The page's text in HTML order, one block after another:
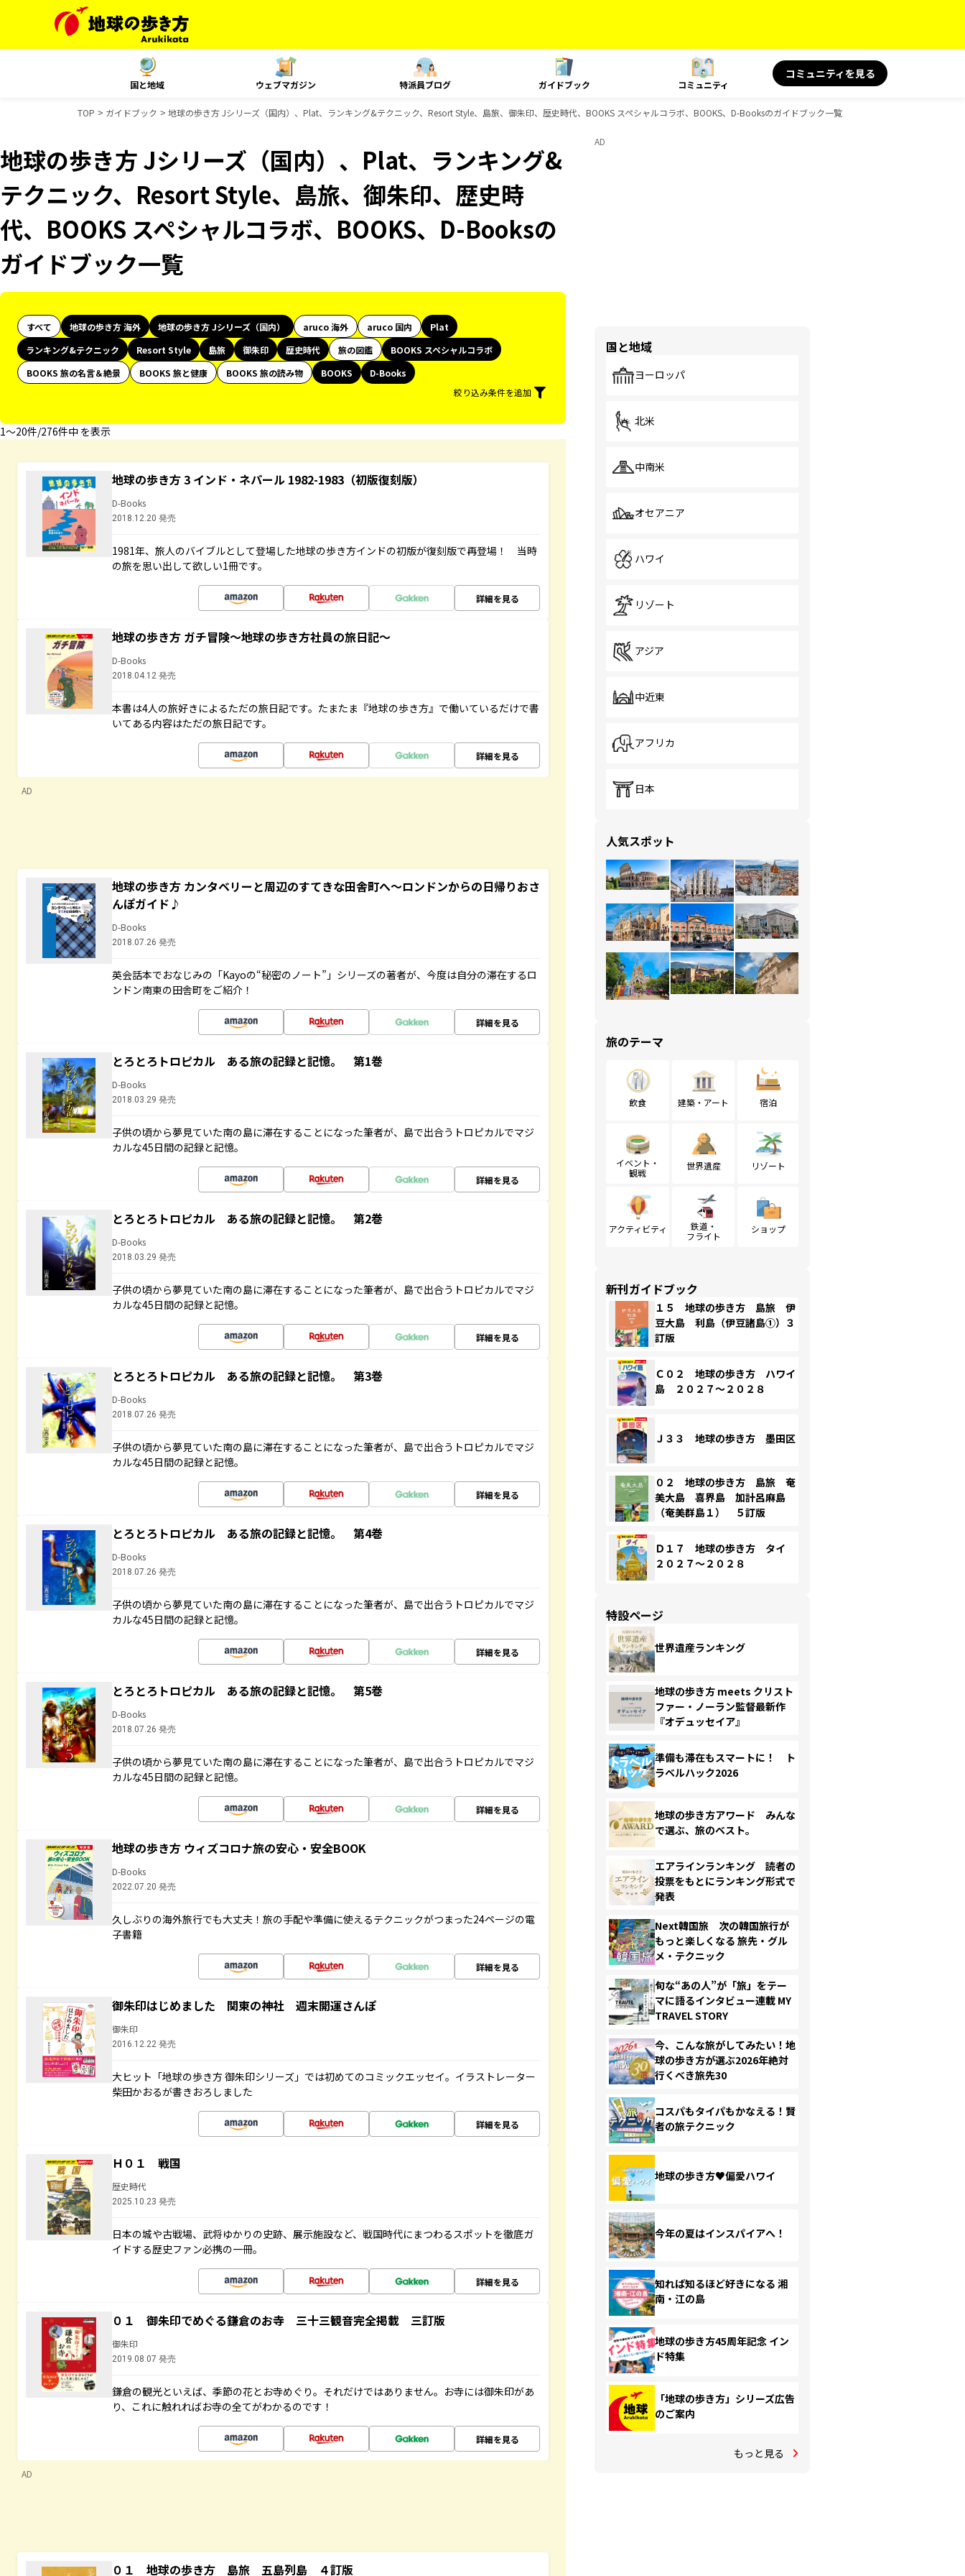
国と地域 ウェブマガジン 特派員ブログ ガイドブック コミュニティ
コミュニティを見る
TOP ガイドブック 地球の歩き方 Jシリーズ（国内）、Plat、ランキング&テクニック、Resort Style、島旅、御朱印、歴史時代、BOOKS スペシャルコラボ、BOOKS、D-Booksのガイドブック一覧
地球の歩き方 Jシリーズ（国内）、Plat、ランキング&
テクニック、Resort Style、島旅、御朱印、歴史時
代、BOOKS スペシャルコラボ、BOOKS、D-Booksの
ガイドブック一覧
すべて 地球の歩き方 海外 地球の歩き方 Jシリーズ（国内） aruco 海外 aruco 国内
Plat
ランキング&テクニック
Resort Style 島旅 御朱印 歴史時代 旅の図鑑
BOOKS スペシャルコラボ
BOOKS 旅の名言＆絶景
BOOKS 旅と健康 BOOKS 旅の読み物 BOOKS
D-Books
絞り込み条件を追加
1〜20件/276件中 を表示
地球の歩き方 3 インド・ネパール 1982-1983（初版復刻版）
D-Books
2018.12.20 発売
1981年、旅人のバイブルとして登場した地球の歩き方インドの初版が復刻版で再登場！ 当時
の旅を思い出して欲しい1冊です。
詳細を見る
地球の歩き方 ガチ冒険～地球の歩き方社員の旅日記～
D-Books
2018.04.12 発売
本書は4人の旅好きによるただの旅日記です。たまたま『地球の歩き方』で働いているだけで書
いてある内容はただの旅日記です。
詳細を見る
AD
地球の歩き方 カンタベリーと周辺のすてきな田舎町へ～ロンドンからの日帰りおさ
んぽガイド♪
D-Books
2018.07.26 発売
英会話本でおなじみの「Kayoの“秘密のノート”」シリーズの著者が、今度は自分の滞在するロ
ンドン南東の田舎町をご紹介！
詳細を見る
とろとろトロピカル ある旅の記録と記憶。 第1巻
D-Books
2018.03.29 発売
子供の頃から夢見ていた南の島に滞在することになった筆者が、島で出合うトロピカルでマジ
カルな45日間の記録と記憶。
詳細を見る
とろとろトロピカル ある旅の記録と記憶。 第2巻
D-Books
2018.03.29 発売
子供の頃から夢見ていた南の島に滞在することになった筆者が、島で出合うトロピカルでマジ
カルな45日間の記録と記憶。
詳細を見る
とろとろトロピカル ある旅の記録と記憶。 第3巻
D-Books
2018.07.26 発売
子供の頃から夢見ていた南の島に滞在することになった筆者が、島で出合うトロピカルでマジ
カルな45日間の記録と記憶。
詳細を見る
とろとろトロピカル ある旅の記録と記憶。 第4巻
D-Books
2018.07.26 発売
子供の頃から夢見ていた南の島に滞在することになった筆者が、島で出合うトロピカルでマジ
カルな45日間の記録と記憶。
詳細を見る
とろとろトロピカル ある旅の記録と記憶。 第5巻
D-Books
2018.07.26 発売
子供の頃から夢見ていた南の島に滞在することになった筆者が、島で出合うトロピカルでマジ
カルな45日間の記録と記憶。
詳細を見る
地球の歩き方 ウィズコロナ旅の安心・安全BOOK
D-Books
2022.07.20 発売
久しぶりの海外旅行でも大丈夫！旅の手配や準備に使えるテクニックがつまった24ページの電
子書籍
詳細を見る
御朱印はじめました 関東の神社 週末開運さんぽ
御朱印
2016.12.22 発売
大ヒット「地球の歩き方 御朱印シリーズ」では初めてのコミックエッセイ。イラストレーター
柴田かおるが書きおろしました
詳細を見る
Ｈ０１ 戦国
歴史時代
2025.10.23 発売
日本の城や古戦場、武将ゆかりの史跡、展示施設など、戦国時代にまつわるスポットを徹底ガ
イドする歴史ファン必携の一冊。
詳細を見る
０１ 御朱印でめぐる鎌倉のお寺 三十三観音完全掲載 三訂版
御朱印
2019.08.07 発売
鎌倉の観光といえば、季節の花とお寺めぐり。それだけではありません。お寺には御朱印があ
り、これに触れればお寺の全てがわかるのです！
詳細を見る
AD
０１ 地球の歩き方 島旅 五島列島 ４訂版
AD
国と地域
ヨーロッパ
北米
中南米
オセアニア
ハワイ
リゾート
アジア
中近東
アフリカ
日本
人気スポット
旅のテーマ
飲食 建築・アート 宿泊
イベント・
観戦
世界遺産 リゾート
アクティビティ
鉄道・
フライト
ショップ
新刊ガイドブック
１５ 地球の歩き方 島旅 伊
豆大島 利島（伊豆諸島①）３
訂版
Ｃ０２ 地球の歩き方 ハワイ
島 ２０２７～２０２８
Ｊ３３ 地球の歩き方 墨田区
０２ 地球の歩き方 島旅 奄
美大島 喜界島 加計呂麻島
（奄美群島１） ５訂版
Ｄ１７ 地球の歩き方 タイ
２０２７～２０２８
特設ページ
世界遺産ランキング
地球の歩き方 meets クリスト
ファー・ノーラン監督最新作
『オデュッセイア』
準備も滞在もスマートに！ ト
ラベルハック2026
地球の歩き方アワード みんな
で選ぶ、旅のベスト。
エアラインランキング 読者の
投票をもとにランキング形式で
発表
Next韓国旅 次の韓国旅行が
もっと楽しくなる 旅先・グル
メ・テクニック
旬な“あの人”が「旅」をテー
マに語るインタビュー連載 MY
TRAVEL STORY
今、こんな旅がしてみたい！地
球の歩き方が選ぶ2026年絶対
行くべき旅先30
コスパもタイパもかなえる！賢
者の旅テクニック
地球の歩き方♥偏愛ハワイ
今年の夏はインスパイアへ！
知れば知るほど好きになる 湘
南・江の島
地球の歩き方45周年記念 イン
ド特集
「地球の歩き方」シリーズ広告
のご案内
もっと見る